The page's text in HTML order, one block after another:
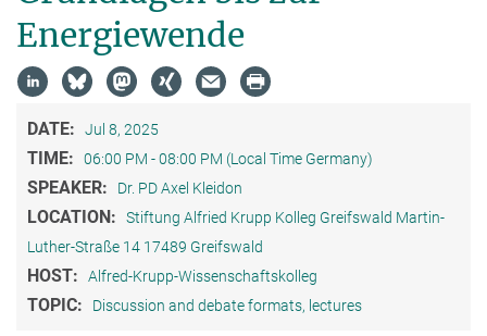
Energiewende
DATE: Jul 8, 2025
TIME: 06:00 PM - 08:00 PM (Local Time Germany)
SPEAKER: Dr. PD Axel Kleidon
LOCATION:
Stiftung Alfried Krupp Kolleg Greifswald Martin-
Luther-Straße 14 17489 Greifswald
HOST: Alfred-Krupp-Wissenschaftskolleg
TOPIC: Discussion and debate formats, lectures